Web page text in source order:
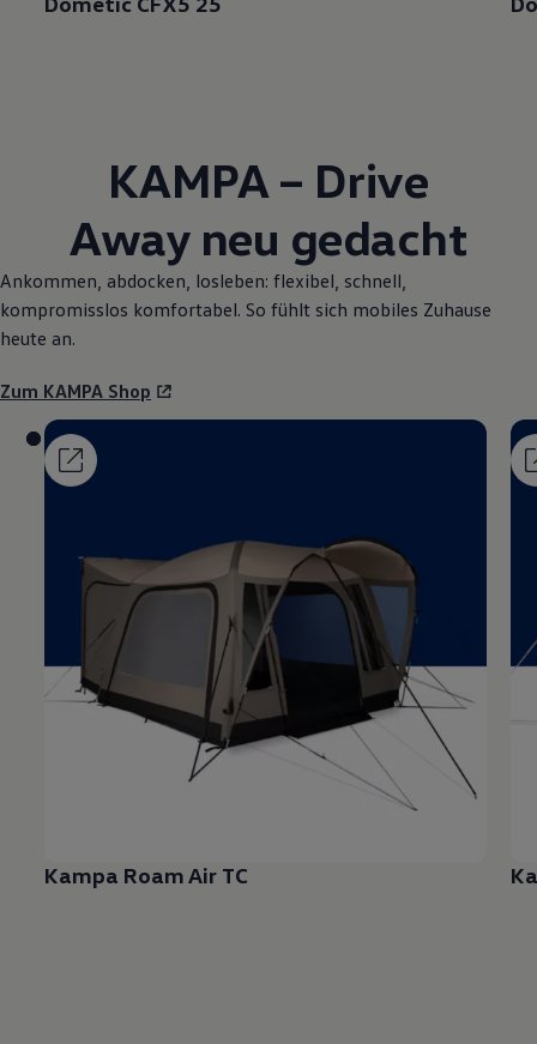
KAMPA – Drive
Away neu gedacht
Ankommen, abdocken, losleben: flexibel, schnell,
kompromisslos komfortabel. So fühlt sich mobiles Zuhause
heute an.
Zum KAMPA Shop
Kampa Roam Air TC